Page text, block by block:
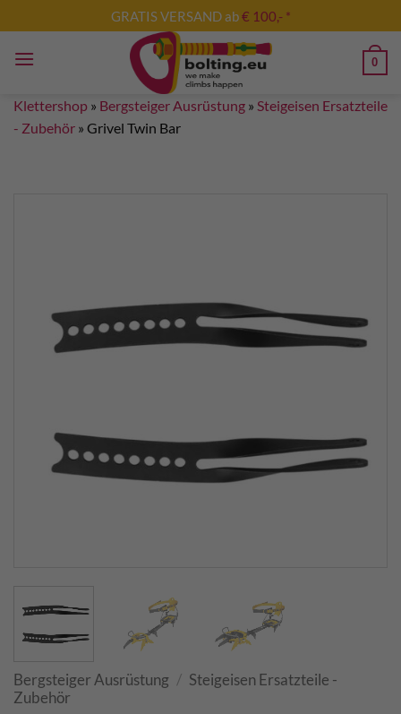
Inhalt
springen
GRATIS VERSAND ab€ 100,- *
0
Klettershop » Bergsteiger Ausrüstung » Steigeisen Ersatzteile
- Zubehör » Grivel Twin Bar
Bergsteiger Ausrüstung / Steigeisen Ersatzteile -
Zubehör